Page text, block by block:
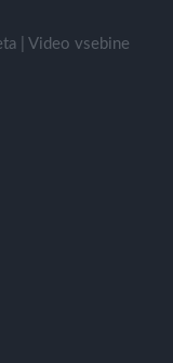
| Video vsebine